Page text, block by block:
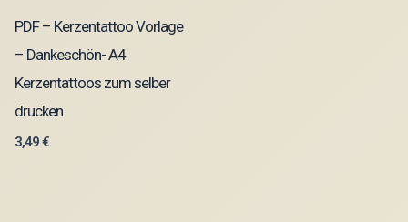
PDF – Kerzentattoo Vorlage
– Dankeschön- A4
Kerzentattoos zum selber
drucken
3,49€